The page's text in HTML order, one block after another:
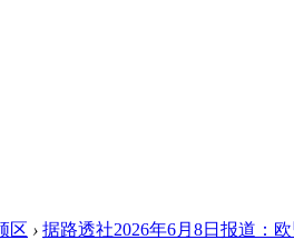
区 › 据路透社2026年6月8日报道：